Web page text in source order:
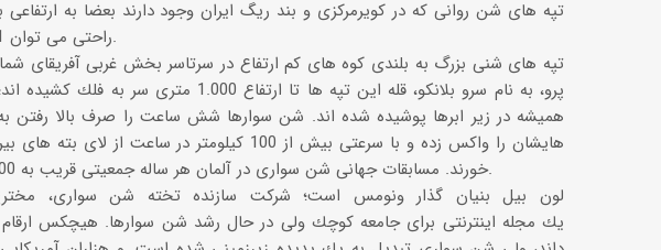
راحتی می توان 1 الی 2 كیلومتر شن سواری نمود.
تپه های شنی بزرگ به بلندی كوه های كم ارتفاع در سرتاسر بخش غربی آفریقای
پرو، به نام سرو بلانكو، قله این تپه ها تا
همیشه در زیر ابرها پوشیده شده اند. شن سوارها شش ساعت را صرف بالا رفتن
هایشان را واكس زده و با سرعتی بیش از 100 كیلومتر در
خورند. مسابقات جهانی شن سواری در آلمان هر ساله جمعیتی قریب به 50.000 نفر را به خود جلب می كند.
لون بیل بنیان گذار ونومس است؛ شركت سازنده تخته شن سواری،